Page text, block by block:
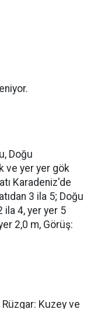
Doğu
ve yer yer gök
Karadeniz'de
3 ila 5; Doğu
ila 4, yer yer 5
2,0 m, Görüş:
Kuzey ve